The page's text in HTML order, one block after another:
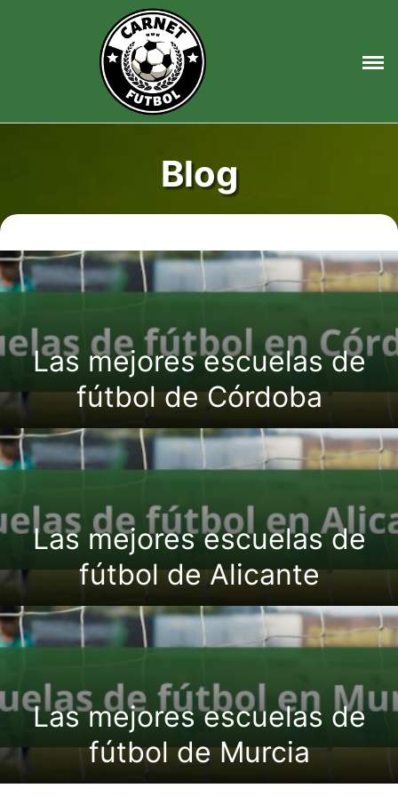
Blog
Las mejores escuelas de
fútbol de Córdoba
Las mejores escuelas de
fútbol de Alicante
Las mejores escuelas de
fútbol de Murcia